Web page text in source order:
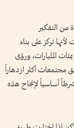
من التفكير
تركز على بناء
المليارات، ورؤى
أكثر ازدهاراً
أساسياً لإنجاح هذه